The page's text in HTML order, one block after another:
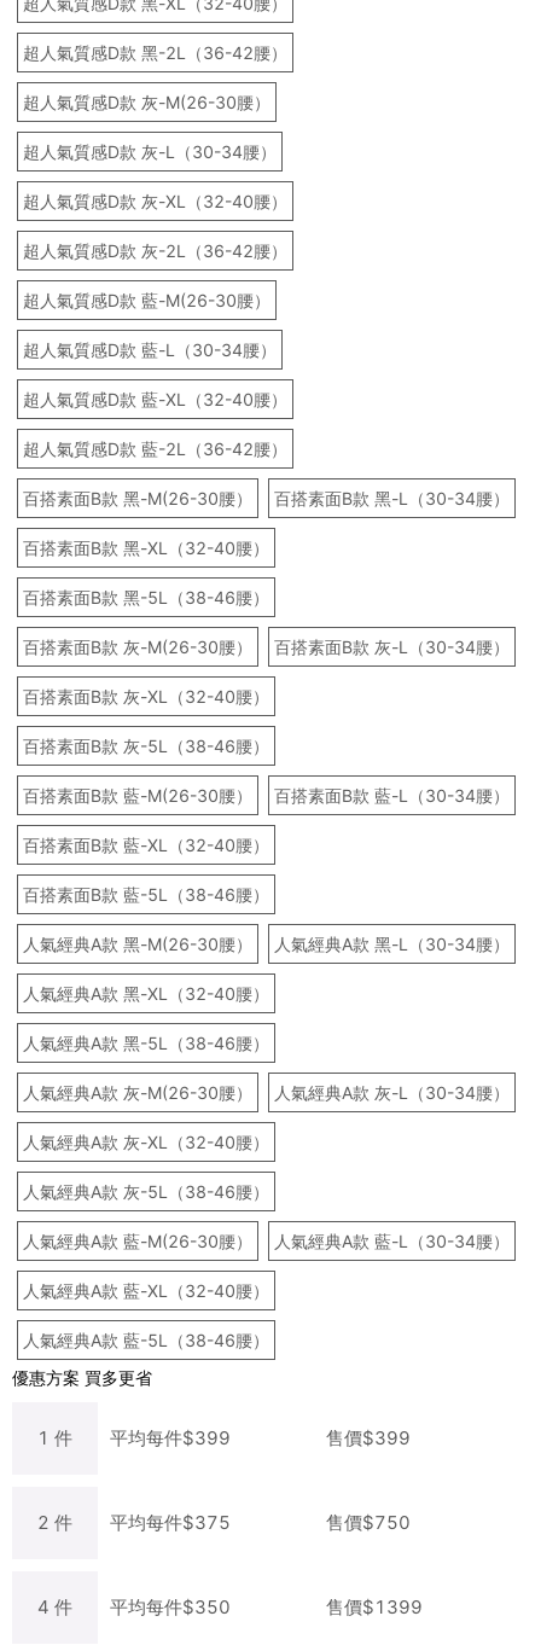
超人氣質感D款 黑-2L（36-42腰）
超人氣質感D款 灰-M(26-30腰）
超人氣質感D款 灰-L（30-34腰）
超人氣質感D款 灰-XL（32-40腰）
超人氣質感D款 灰-2L（36-42腰）
超人氣質感D款 藍-M(26-30腰）
超人氣質感D款 藍-L（30-34腰）
超人氣質感D款 藍-XL（32-40腰）
超人氣質感D款 藍-2L（36-42腰）
百搭素面B款 黑-M(26-30腰） 百搭素面B款 黑-L（30-34腰）
百搭素面B款 黑-XL（32-40腰）
百搭素面B款 黑-5L（38-46腰）
百搭素面B款 灰-M(26-30腰） 百搭素面B款 灰-L（30-34腰）
百搭素面B款 灰-XL（32-40腰）
百搭素面B款 灰-5L（38-46腰）
百搭素面B款 藍-M(26-30腰） 百搭素面B款 藍-L（30-34腰）
百搭素面B款 藍-XL（32-40腰）
百搭素面B款 藍-5L（38-46腰）
人氣經典A款 黑-M(26-30腰） 人氣經典A款 黑-L（30-34腰）
人氣經典A款 黑-XL（32-40腰）
人氣經典A款 黑-5L（38-46腰）
人氣經典A款 灰-M(26-30腰） 人氣經典A款 灰-L（30-34腰）
人氣經典A款 灰-XL（32-40腰）
人氣經典A款 灰-5L（38-46腰）
人氣經典A款 藍-M(26-30腰） 人氣經典A款 藍-L（30-34腰）
人氣經典A款 藍-XL（32-40腰）
人氣經典A款 藍-5L（38-46腰）
優惠方案 買多更省
1 件 平均每件$399 售價$399
2 件 平均每件$375 售價$750
4 件 平均每件$350 售價$1399